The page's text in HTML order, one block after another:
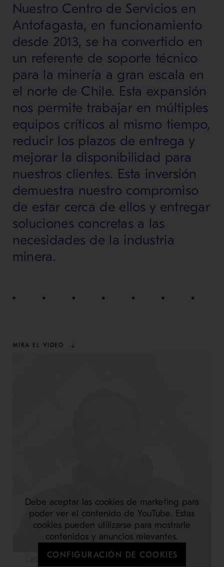
Nuestro Centro de Servicios en
Antofagasta, en funcionamiento
desde 2013, se ha convertido en
un referente de soporte técnico
para la minería a gran escala en
el norte de Chile. Esta expansión
nos permite trabajar en múltiples
equipos críticos al mismo tiempo,
reducir los plazos de entrega y
mejorar la disponibilidad para
nuestros clientes. Esta inversión
demuestra nuestro compromiso
de estar cerca de ellos y entregar
soluciones concretas a las
necesidades de la industria
minera.
MIRA EL VIDEO
Debe aceptar las cookies de marketing para
poder ver el contenido de YouTube. Estas
cookies pueden utilizarse para mostrarle
contenidos y anuncios relevantes.
CONFIGURACIÓN DE COOKIES